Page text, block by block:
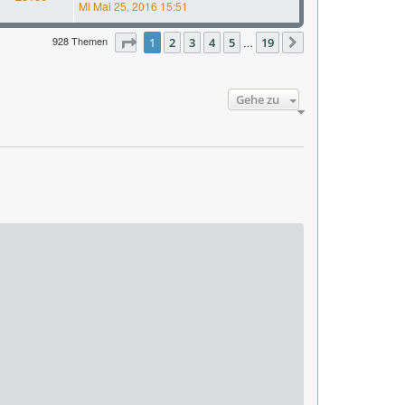
Mi Mai 25, 2016 15:51
928 Themen Seite 1von 19
1 2 3 4 5 … 19
Gehe zu